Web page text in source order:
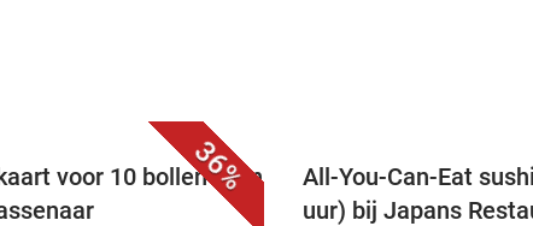
36%
voor 10 bollen ijs in
All-You-Can-Eat
uur) bij Japans